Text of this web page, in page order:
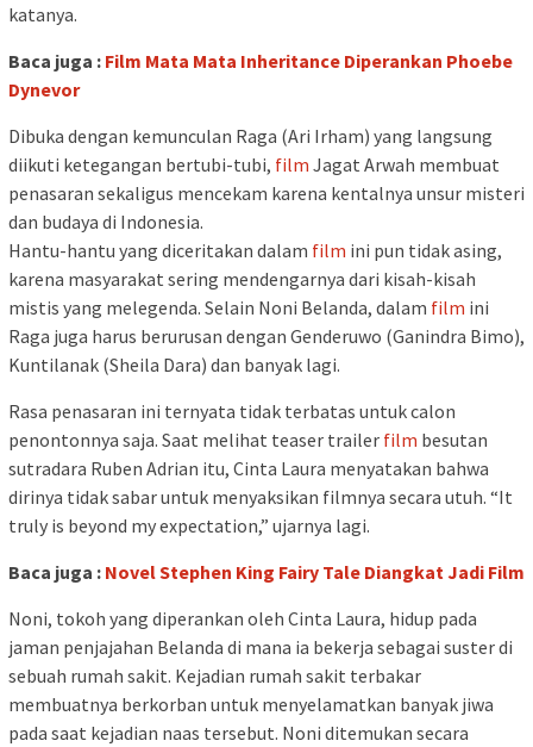
katanya.
Baca juga : Film Mata Mata Inheritance Diperankan Phoebe
Dynevor
Dibuka dengan kemunculan Raga (Ari Irham) yang langsung
diikuti ketegangan bertubi-tubi, film Jagat Arwah membuat
penasaran sekaligus mencekam karena kentalnya unsur misteri
dan budaya di Indonesia.
Hantu-hantu yang diceritakan dalam film ini pun tidak asing,
karena masyarakat sering mendengarnya dari kisah-kisah
mistis yang melegenda. Selain Noni Belanda, dalam film ini
Raga juga harus berurusan dengan Genderuwo (Ganindra Bimo),
Kuntilanak (Sheila Dara) dan banyak lagi.
Rasa penasaran ini ternyata tidak terbatas untuk calon
penontonnya saja. Saat melihat teaser trailer film besutan
sutradara Ruben Adrian itu, Cinta Laura menyatakan bahwa
dirinya tidak sabar untuk menyaksikan filmnya secara utuh. “It
truly is beyond my expectation,” ujarnya lagi.
Baca juga : Novel Stephen King Fairy Tale Diangkat Jadi Film
Noni, tokoh yang diperankan oleh Cinta Laura, hidup pada
jaman penjajahan Belanda di mana ia bekerja sebagai suster di
sebuah rumah sakit. Kejadian rumah sakit terbakar
membuatnya berkorban untuk menyelamatkan banyak jiwa
pada saat kejadian naas tersebut. Noni ditemukan secara